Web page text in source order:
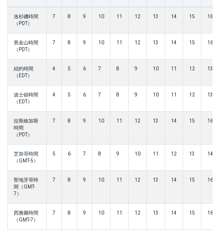
洛杉磯時間
（PDT）
7 8 9 10 11 12 13 14 15 16
舊金山時間
（PDT）
7 8 9 10 11 12 13 14 15 16
紐約時間
（EDT）
4 5 6 7 8 9 10 11 12 13
波士頓時間
（EDT）
4 5 6 7 8 9 10 11 12 13
拉斯維加斯
時間
（PDT）
7 8 9 10 11 12 13 14 15 16
芝加哥時間
（GMT-5）
5 6 7 8 9 10 11 12 13 14
聖地牙哥時
間（GMT-
7）
7 8 9 10 11 12 13 14 15 16
西雅圖時間
（GMT-7）
7 8 9 10 11 12 13 14 15 16